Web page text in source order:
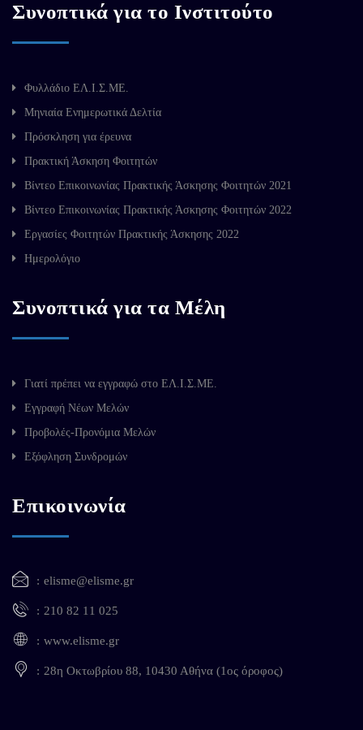
Συνοπτικά για το Ινστιτούτο
Φυλλάδιο ΕΛ.Ι.Σ.ΜΕ.
Μηνιαία Ενημερωτικά Δελτία
Πρόσκληση για έρευνα
Πρακτική Άσκηση Φοιτητών
Βίντεο Επικοινωνίας Πρακτικής Άσκησης Φοιτητών 2021
Βίντεο Επικοινωνίας Πρακτικής Άσκησης Φοιτητών 2022
Εργασίες Φοιτητών Πρακτικής Άσκησης 2022
Ημερολόγιο
Συνοπτικά για τα Μέλη
Γιατί πρέπει να εγγραφώ στο ΕΛ.Ι.Σ.ΜΕ.
Εγγραφή Νέων Μελών
Προβολές-Προνόμια Μελών
Εξόφληση Συνδρομών
Επικοινωνία
elisme@elisme.gr
210 82 11 025
www.elisme.gr
28η Οκτωβρίου 88, 10430 Αθήνα (1ος όροφος)